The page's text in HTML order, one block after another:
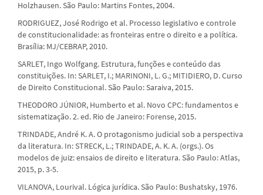
Holzhausen. São Paulo: Martins Fontes, 2004.
RODRIGUEZ, José Rodrigo et al. Processo legislativo e controle
de constitucionalidade: as fronteiras entre o direito e a política.
Brasília: MJ/CEBRAP, 2010.
SARLET, Ingo Wolfgang. Estrutura, funções e conteúdo das
constituições. In: SARLET, I.; MARINONI, L. G.; MITIDIERO, D. Curso
de Direito Constitucional. São Paulo: Saraiva, 2015.
THEODORO JÚNIOR, Humberto et al. Novo CPC: fundamentos e
sistematização. 2. ed. Rio de Janeiro: Forense, 2015.
TRINDADE, André K. A. O protagonismo judicial sob a perspectiva
da literatura. In: STRECK, L.; TRINDADE, A. K. A. (orgs.). Os
modelos de juiz: ensaios de direito e literatura. São Paulo: Atlas,
2015, p. 3-5.
VILANOVA, Lourival. Lógica jurídica. São Paulo: Bushatsky, 1976.